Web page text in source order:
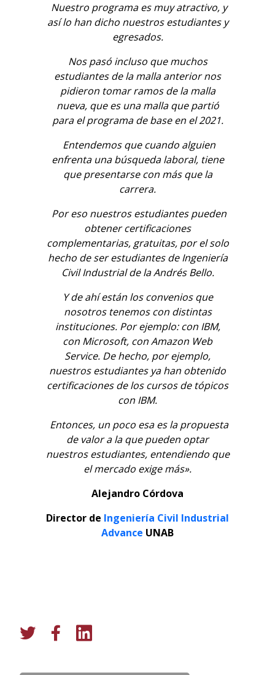
Nuestro programa es muy atractivo, y
así lo han dicho nuestros estudiantes y
egresados.
Nos pasó incluso que muchos
estudiantes de la malla anterior nos
pidieron tomar ramos de la malla
nueva, que es una malla que partió
para el programa de base en el 2021.
Entendemos que cuando alguien
enfrenta una búsqueda laboral, tiene
que presentarse con más que la
carrera.
Por eso nuestros estudiantes pueden
obtener certificaciones
complementarias, gratuitas, por el solo
hecho de ser estudiantes de Ingeniería
Civil Industrial de la Andrés Bello.
Y de ahí están los convenios que
nosotros tenemos con distintas
instituciones. Por ejemplo: con IBM,
con Microsoft, con Amazon Web
Service. De hecho, por ejemplo,
nuestros estudiantes ya han obtenido
certificaciones de los cursos de tópicos
con IBM.
Entonces, un poco esa es la propuesta
de valor a la que pueden optar
nuestros estudiantes, entendiendo que
el mercado exige más».
Alejandro Córdova
Director de Ingeniería Civil Industrial
Advance UNAB